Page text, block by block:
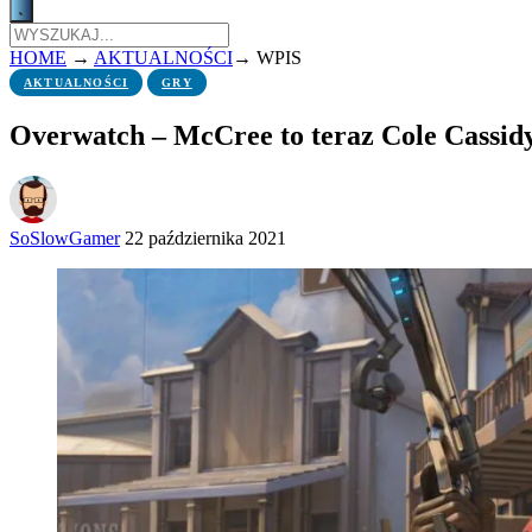
HOME → AKTUALNOŚCI→ WPIS
AKTUALNOŚCI GRY
Overwatch – McCree to teraz Cole
SoSlowGamer 22 października 2021